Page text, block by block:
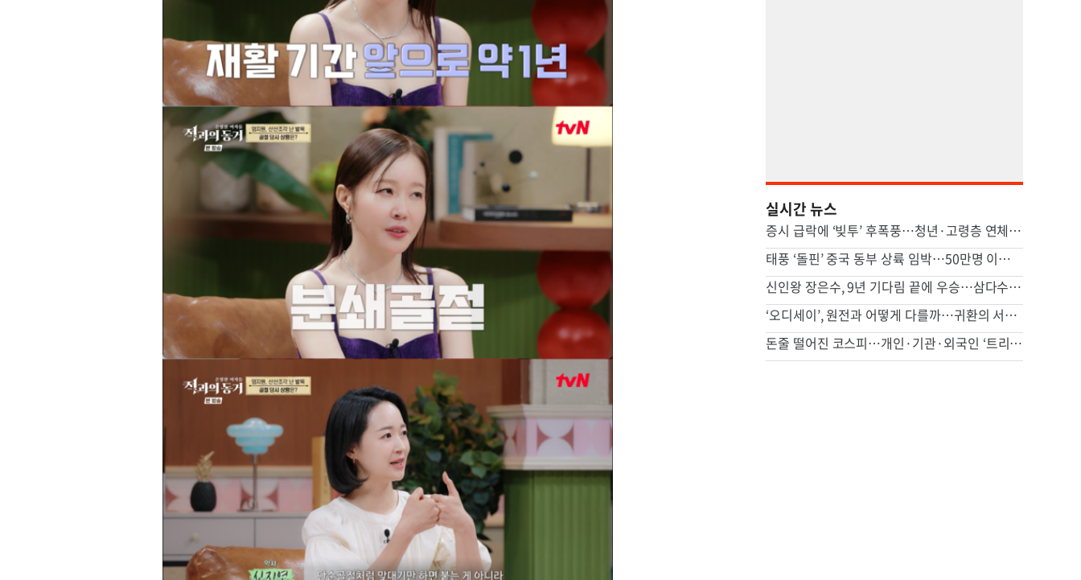
실시간 뉴스
증시 급락에 ‘빚투’ 후폭풍…청년·고령층 연체 뛰고, 증권사 단기조달도 급증
태풍 ‘돌핀’ 중국 동부 상륙 임박…50만명 이상 대피
신인왕 장은수, 9년 기다림 끝에 우승…삼다수 마스터스 정상
‘오디세이’, 원전과 어떻게 다를까…귀환의 서사 對 성찰의 서사
돈줄 떨어진 코스피…개인·기관·외국인 ‘트리플 자금’ 모두 줄었다